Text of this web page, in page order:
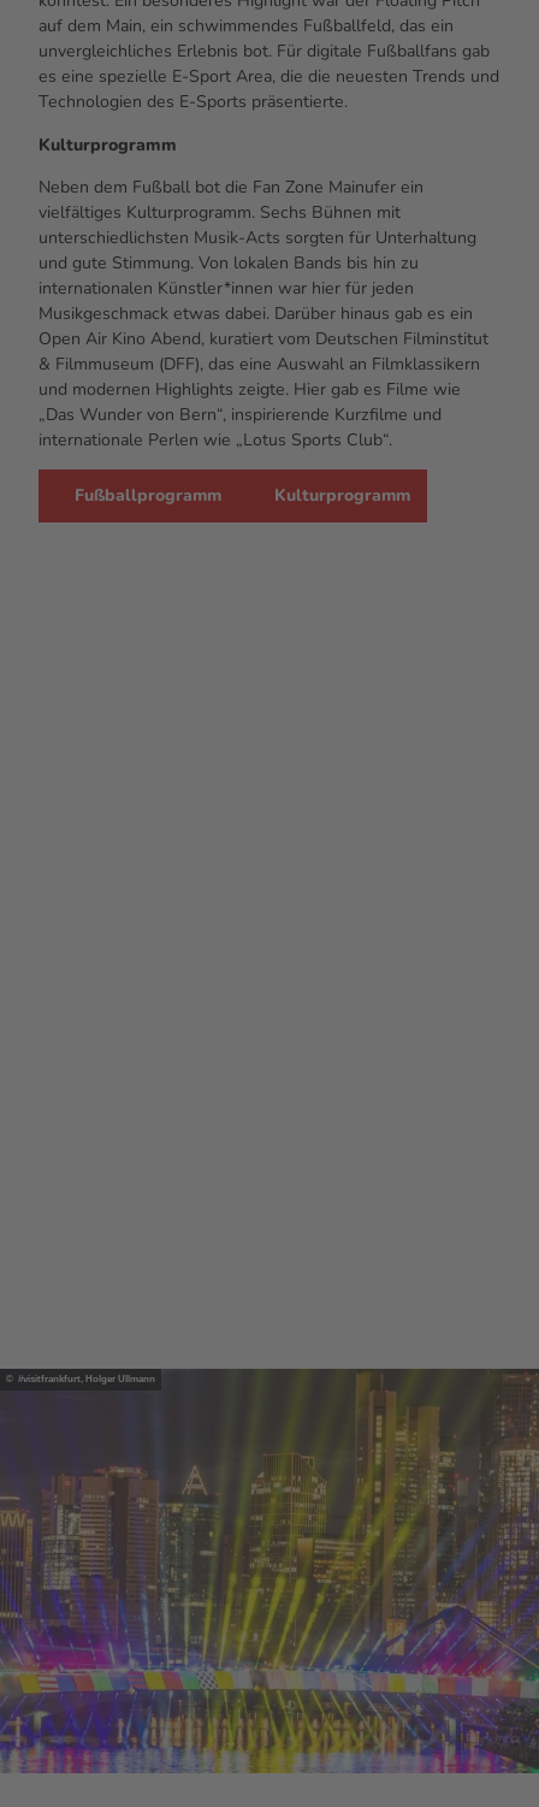
auf dem Main, ein schwimmendes Fußballfeld, das ein
unvergleichliches Erlebnis bot. Für digitale Fußballfans gab
es eine spezielle E-Sport Area, die die neuesten Trends und
Technologien des E-Sports präsentierte.
Kulturprogramm
Neben dem Fußball bot die Fan Zone Mainufer ein
vielfältiges Kulturprogramm. Sechs Bühnen mit
unterschiedlichsten Musik-Acts sorgten für Unterhaltung
und gute Stimmung. Von lokalen Bands bis hin zu
internationalen Künstler*innen war hier für jeden
Musikgeschmack etwas dabei. Darüber hinaus gab es ein
Open Air Kino Abend, kuratiert vom Deutschen Filminstitut
& Filmmuseum (DFF), das eine Auswahl an Filmklassikern
und modernen Highlights zeigte. Hier gab es Filme wie
„Das Wunder von Bern“, inspirierende Kurzfilme und
internationale Perlen wie „Lotus Sports Club“.
Fußballprogramm Kulturprogramm
© #visitfrankfurt, Holger Ullmann